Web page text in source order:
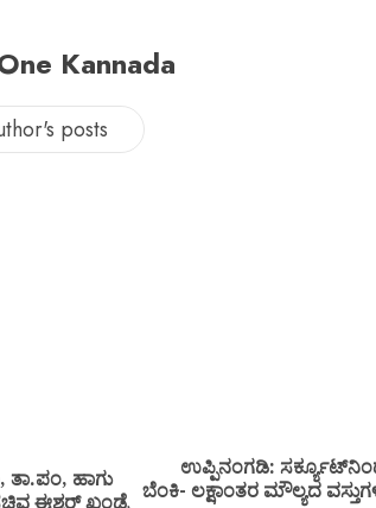
Kannada
posts
ಹಾಗು
ಈಶ್ವರ್ ಖಂಡ್ರೆ
ಉಪ್ಪಿನಂಗಡಿ:
ಬೆಂಕಿ- ಲಕ್ಷಾಂತರ ಮೌಲ್ಯದ